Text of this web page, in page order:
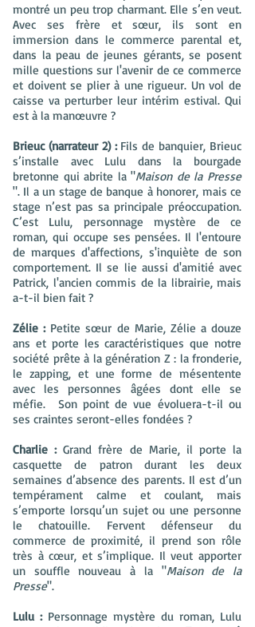
montré un peu trop charmant. Elle s’en veut.
Avec ses frère et sœur, ils sont en
immersion dans le commerce parental et,
dans la peau de jeunes gérants, se posent
mille questions sur l'avenir de ce commerce
et doivent se plier à une rigueur. Un vol de
caisse va perturber leur intérim estival. Qui
est à la manœuvre ?
Brieuc (narrateur 2) :Fils de banquier, Brieuc
s’installe avec Lulu dans la bourgade
bretonne qui abrite la "Maison de la Presse
". Il a un stage de banque à honorer, mais ce
stage n’est pas sa principale préoccupation.
C’est Lulu, personnage mystère de ce
roman, qui occupe ses pensées. Il l'entoure
de marques d'affections, s'inquiète de son
comportement. Il se lie aussi d'amitié avec
Patrick, l'ancien commis de la librairie, mais
a-t-il bien fait ?
Zélie :Petite sœur de Marie, Zélie a douze
ans et porte les caractéristiques que notre
société prête à la génération Z : la fronderie,
le zapping, et une forme de mésentente
avec les personnes âgées dont elle se
méfie. Son point de vue évoluera-t-il ou
ses craintes seront-elles fondées ?
Charlie :Grand frère de Marie, il porte la
casquette de patron durant les deux
semaines d’absence des parents. Il est d’un
tempérament calme et coulant, mais
s’emporte lorsqu’un sujet ou une personne
le chatouille. Fervent défenseur du
commerce de proximité, il prend son rôle
très à cœur, et s’implique. Il veut apporter
un souffle nouveau à la "Maison de la
Presse".
Lulu :Personnage mystère du roman, Lulu